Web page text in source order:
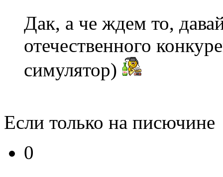
Дак, а че ждем то,
отечественного
симулятор)
Если только на писючине
0